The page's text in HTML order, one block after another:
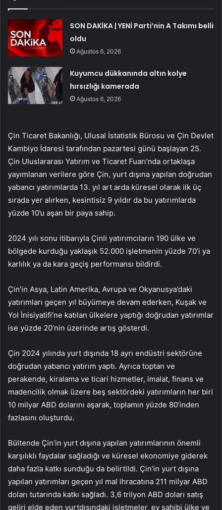
SON DAKİKA | YENİ Parti’nin A Takımı belli
oldu
Ağustos 6, 2026
Kuyumcu dükkanında altın kolye
hırsızlığı kamerada
Ağustos 6, 2026
Çin Ticaret Bakanlığı, Ulusal İstatistik Bürosu ve Çin Devlet
Kambiyo İdaresi tarafından pazartesi günü başlayan 25.
Çin Uluslararası Yatırım ve Ticaret Fuarı’nda ortaklaşa
yayımlanan verilere göre Çin, yurt dışına yapılan doğrudan
yabancı yatırımlarda 13. yıl art arda küresel olarak ilk üç
sırada yer alırken, kesintisiz 9 yıldır da bu yatırımlarda
yüzde 10’u aşan bir paya sahip.
2024 yılı sonu itibarıyla Çinli yatırımcıların 190 ülke ve
bölgede kurduğu yaklaşık 52.000 işletmenin yüzde 70’i ya
karlılık ya da kara geçiş performansı bildirdi.
Çin’in Asya, Latin Amerika, Avrupa ve Okyanusya’daki
yatırımları geçen yıl büyümeye devam ederken, Kuşak ve
Yol İnisiyatifi’ne katılan ülkelere yaptığı doğrudan yatırımlar
ise yüzde 20’nin üzerinde artış gösterdi.
Çin 2024 yılında yurt dışında 18 ayrı endüstri sektörüne
doğrudan yabancı yatırım yaptı. Ayrıca toptan ve
perakende, kiralama ve ticari hizmetler, imalat, finans ve
madencilik olmak üzere beş sektördeki yatırımların her biri
10 milyar ABD dolarını aşarak, toplamın yüzde 80’inden
fazlasını oluşturdu.
Bültende Çin’in yurt dışına yapılan yatırımlarının önemli
karşılıklı faydalar sağladığı ve küresel ekonomiye giderek
daha fazla katkı sunduğu da belirtildi. Çin’in yurt dışına
yapılan yatırımları geçen yıl mal ihracatına 211 milyar ABD
doları tutarında katkı sağladı. 3,6 trilyon ABD doları satış
geliri elde eden yurtdışındaki işletmeler, ev sahibi ülke ve